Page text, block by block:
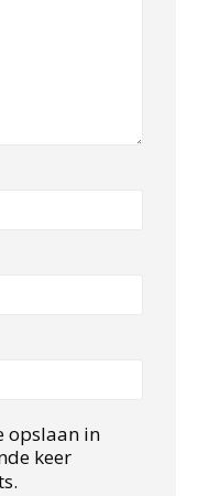
opslaan in
keer